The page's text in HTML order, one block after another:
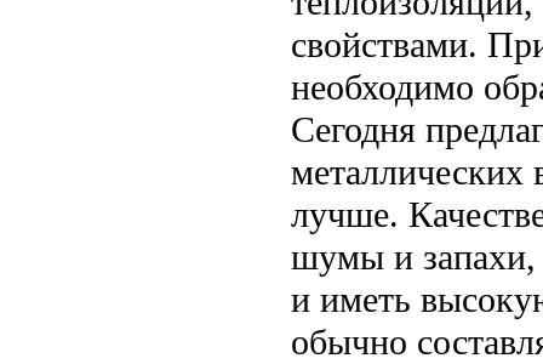
свойствами.
необходимо
Сегодня
металлических
лучше.
шумы и запахи,
и иметь
обычно